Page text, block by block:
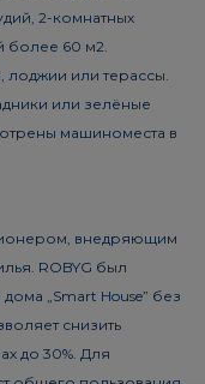
2-комнатных
более 60 м2.
или терассы.
или зелёные
машиноместа в
внедряющим
ROBYG был
„Smart House” без
снизить
до 30%. Для